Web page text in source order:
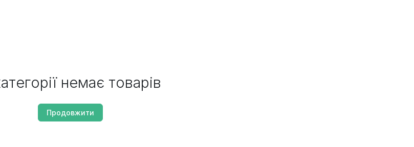
немає товарів
Продовжити